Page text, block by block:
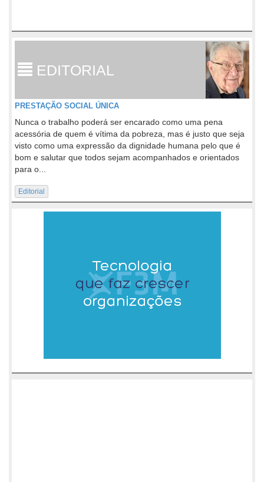
EDITORIAL
PRESTAÇÃO SOCIAL ÚNICA
Nunca o trabalho poderá ser encarado como uma pena
acessória de quem é vítima da pobreza, mas é justo que seja
visto como uma expressão da dignidade humana pelo que é
bom e salutar que todos sejam acompanhados e orientados
para o...
Editorial